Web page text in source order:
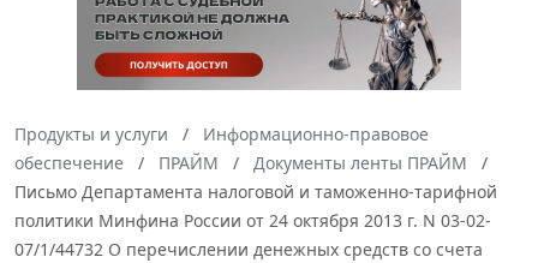
Продукты и услуги
Информационно-правовое
обеспечение
ПРАЙМ
Документы ленты ПРАЙМ
Письмо Департамента налоговой и таможенно-тарифной
политики Минфина России от 24 октября 2013 г. N 03-02-
07/1/44732 О перечислении денежных средств со счета